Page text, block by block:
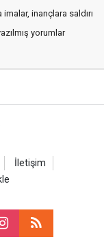
inançlara saldırı
yorumlar
İletişim